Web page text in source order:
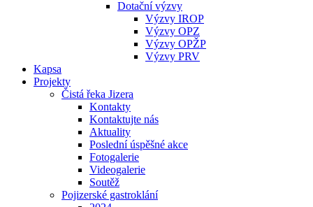
Dotační výzvy
Výzvy IROP
Výzvy OPZ
Výzvy OPŽP
Výzvy PRV
Kapsa
Projekty
Čistá řeka Jizera
Kontakty
Kontaktujte nás
Aktuality
Poslední úspěšné akce
Fotogalerie
Videogalerie
Soutěž
Pojizerské gastroklání